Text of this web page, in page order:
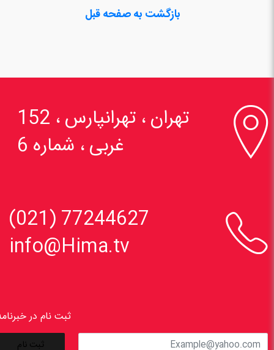
بازگشت به صفحه قبل

تهران ، تهرانپارس ، 152
غربی ، شماره 6

77244627 (021)
info@Hima.tv
ثبت نام در